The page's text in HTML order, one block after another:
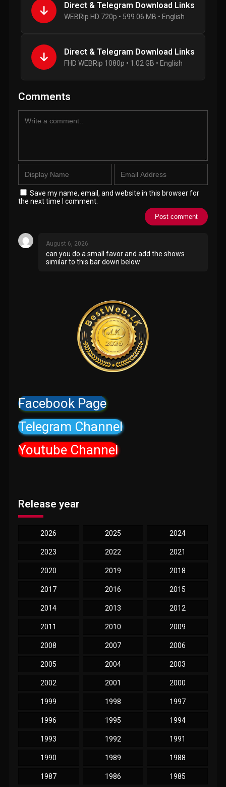
Direct & Telegram Download Links
WEBRip HD 720p • 599.06 MB • English
Direct & Telegram Download Links
FHD WEBRip 1080p • 1.02 GB • English
Comments
Save my name, email, and website in this browser for
the next time I comment.
August 6, 2026
can you do a small favor and add the shows
similar to this bar down below
Facebook Page
Telegram Channel
Youtube Channel
Release year
2026 2025 2024
2023 2022 2021
2020 2019 2018
2017 2016 2015
2014 2013 2012
2011 2010 2009
2008 2007 2006
2005 2004 2003
2002 2001 2000
1999 1998 1997
1996 1995 1994
1993 1992 1991
1990 1989 1988
1987 1986 1985